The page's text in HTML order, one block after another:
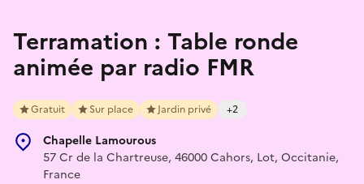
Terramation : Table ronde
animée par radio FMR
Gratuit Sur place Jardin privé +2
Chapelle Lamourous
57 Cr de la Chartreuse, 46000 Cahors, Lot, Occitanie,
France